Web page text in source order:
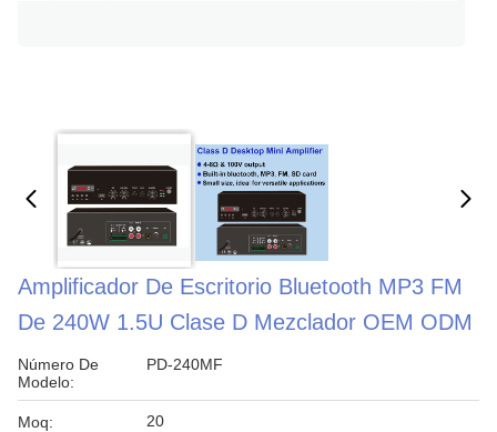
Amplificador De Escritorio Bluetooth MP3 FM
De 240W 1.5U Clase D Mezclador OEM ODM
Número De
Modelo:
PD-240MF
Moq: 20